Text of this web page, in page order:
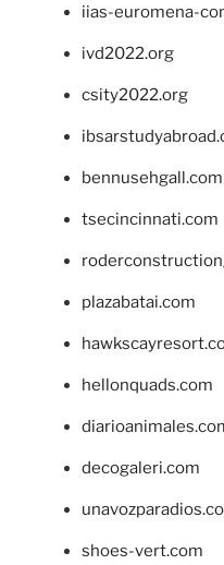
iias-euromena-
ivd2022.org
csity2022.org
bennusehgall.com
tsecincinnati.com
plazabatai.com
hellonquads.com
decogaleri.com
shoes-vert.com